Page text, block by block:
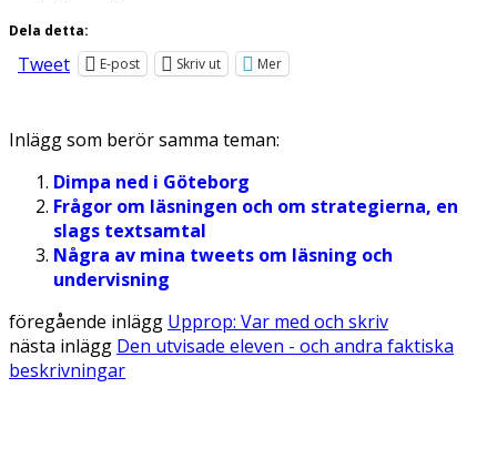
Dela detta:
Tweet E-post Skriv ut Mer
Inlägg som berör samma teman:
Dimpa ned i Göteborg
Frågor om läsningen och om strategierna, en
slags textsamtal
Några av mina tweets om läsning och
undervisning
föregående inlägg Upprop: Var med och skriv
nästa inlägg Den utvisade eleven - och andra faktiska
beskrivningar